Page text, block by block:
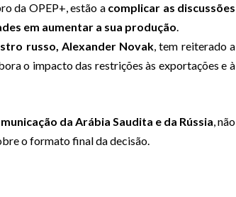
da OPEP+, estão a complicar as discussões
em aumentar a sua produção.
russo, Alexander Novak, tem reiterado a
o impacto das restrições às exportações e à
da Arábia Saudita e da Rússia, não
o formato final da decisão.